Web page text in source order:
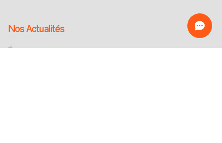
Nos Actualités
Épargne